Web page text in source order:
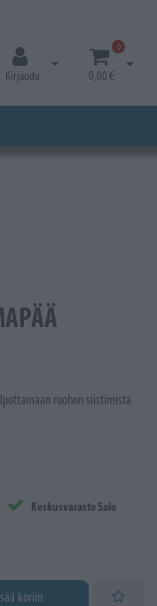
Kirjaudu
Avaa kirjautuminen
0
0,00 €
Avaa
ruohon siistimistä
Keskusvarasto Salo
koriin